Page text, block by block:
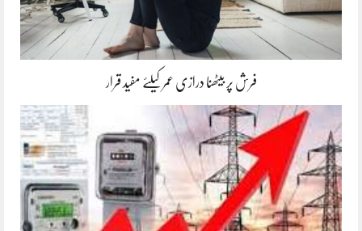
فرش پر بیٹھنا درازی عمر کیلئے مفید قرار